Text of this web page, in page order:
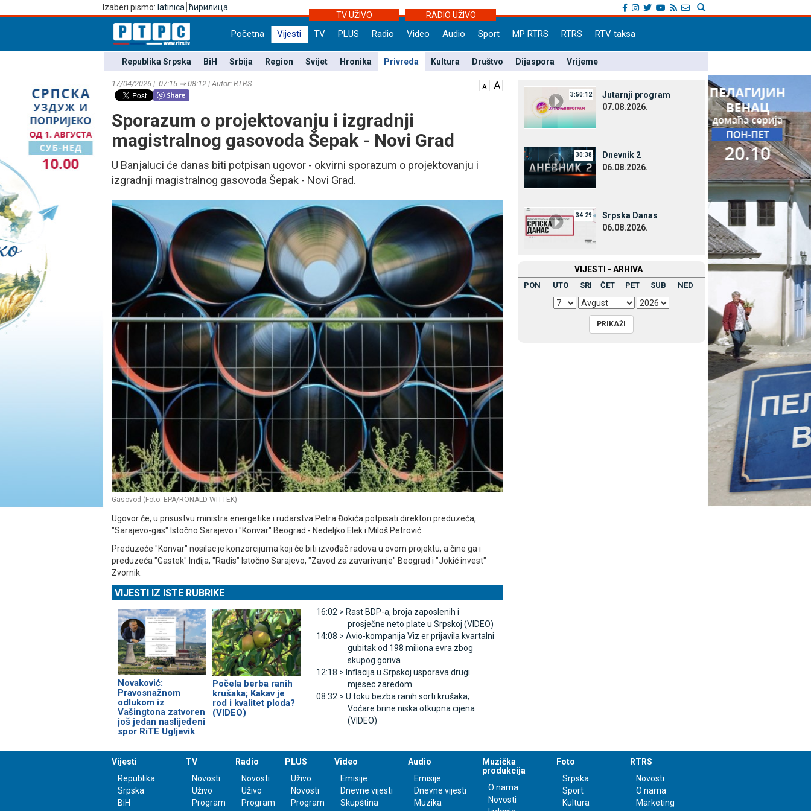
Izaberi pismo: latinica ћирилица
TV UŽIVO
RADIO UŽIVO
Početna Vijesti TV PLUS Radio Video Audio Sport MP RTRS RTRS RTV taksa
Republika Srpska BiH Srbija Region Svijet Hronika Privreda Kultura Društvo Dijaspora Vrijeme
17/04/2026 | 07:15 ⇒ 08:12 | Autor: RTRS
Sporazum o projektovanju i izgradnji
magistralnog gasovoda Šepak - Novi Grad
U Banjaluci će danas biti potpisan ugovor - okvirni sporazum o projektovanju i
izgradnji magistralnog gasovoda Šepak - Novi Grad.
Gasovod (Foto: EPA/RONALD WITTEK)
Ugovor će, u prisustvu ministra energetike i rudarstva Petra Đokića potpisati direktori preduzeća,
"Sarajevo-gas" Istočno Sarajevo i "Konvar" Beograd - Nedeljko Elek i Miloš Petrović.
Preduzeće "Konvar" nosilac je konzorcijuma koji će biti izvođač radova u ovom projektu, a čine ga i
preduzeća "Gastek" Inđija, "Radis" Istočno Sarajevo, "Zavod za zavarivanje" Beograd i "Јokić invest"
Zvornik.
VIJESTI IZ ISTE RUBRIKE
Novaković:
Pravosnažnom
odlukom iz
Vašingtona zatvoren
još jedan naslijeđeni
spor RiTE Ugljevik
Počela berba ranih
krušaka; Kakav je
rod i kvalitet ploda?
(VIDEO)
16:02 > Rast BDP-a, broja zaposlenih i
prosječne neto plate u Srpskoj (VIDEO)
14:08 > Avio-kompanija Viz er prijavila kvartalni
gubitak od 198 miliona evra zbog
skupog goriva
12:18 > Inflacija u Srpskoj usporava drugi
mjesec zaredom
08:32 > U toku bezba ranih sorti krušaka;
Voćare brine niska otkupna cijena
(VIDEO)
3:50:12
Јutarnji program
07.08.2026.
30:38
Dnevnik 2
06.08.2026.
34:29
Srpska Danas
06.08.2026.
VIЈESTI - ARHIVA
PON UTO SRI ČET PET SUB NED
Vijesti
Republika
Srpska
BiH
TV
Novosti
Uživo
Program
Radio
Novosti
Uživo
Program
PLUS
Uživo
Novosti
Program
Video
Emisije
Dnevne vijesti
Skupština
Audio
Emisije
Dnevne vijesti
Muzika
Muzička
produkcija
O nama
Novosti
Foto
Srpska
Sport
Kultura
RTRS
Novosti
O nama
Marketing